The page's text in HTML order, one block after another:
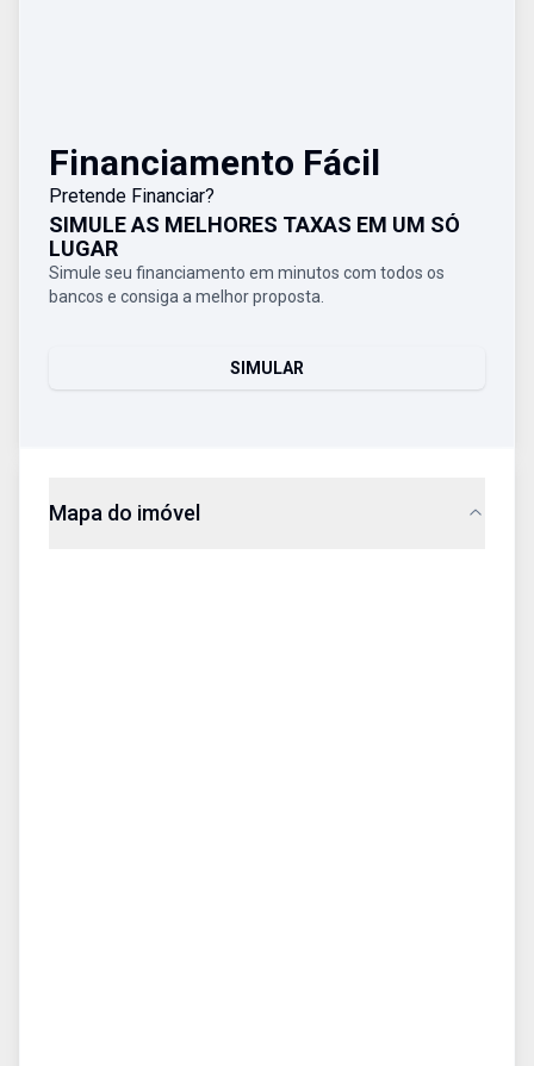
Financiamento Fácil
Pretende Financiar?
SIMULE AS MELHORES TAXAS EM UM SÓ
LUGAR
Simule seu financiamento em minutos com todos os
bancos e consiga a melhor proposta.
SIMULAR
Mapa do imóvel